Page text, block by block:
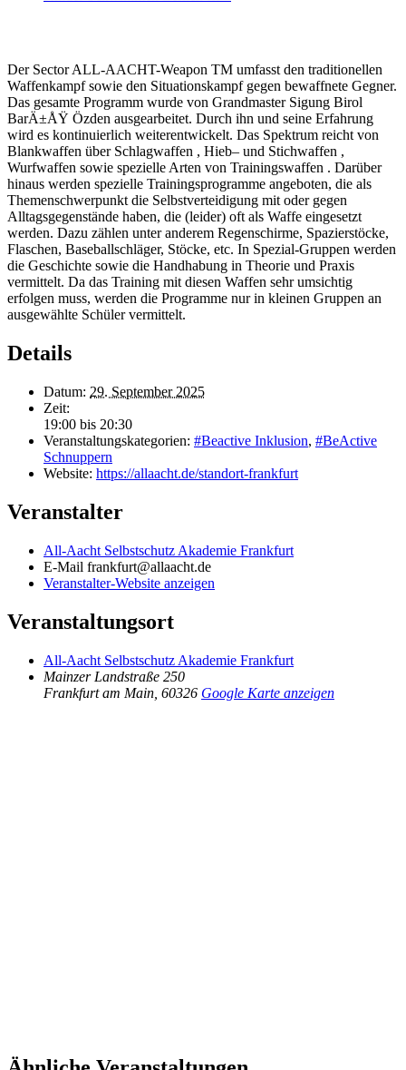
Der Sector ALL-AACHT-Weapon TM umfasst den traditionellen
Waffenkampf sowie den Situationskampf gegen bewaffnete Gegner.
Das gesamte Programm wurde von Grandmaster Sigung Birol
BarÄ±ÅŸ Özden ausgearbeitet. Durch ihn und seine Erfahrung
wird es kontinuierlich weiterentwickelt. Das Spektrum reicht von
Blankwaffen über Schlagwaffen , Hieb– und Stichwaffen ,
Wurfwaffen sowie spezielle Arten von Trainingswaffen . Darüber
hinaus werden spezielle Trainingsprogramme angeboten, die als
Themenschwerpunkt die Selbstverteidigung mit oder gegen
Alltagsgegenstände haben, die (leider) oft als Waffe eingesetzt
werden. Dazu zählen unter anderem Regenschirme, Spazierstöcke,
Flaschen, Baseballschläger, Stöcke, etc. In Spezial-Gruppen werden
die Geschichte sowie die Handhabung in Theorie und Praxis
vermittelt. Da das Training mit diesen Waffen sehr umsichtig
erfolgen muss, werden die Programme nur in kleinen Gruppen an
ausgewählte Schüler vermittelt.
Details
Datum: 29. September 2025
Zeit:
19:00 bis 20:30
Veranstaltungskategorien: #Beactive Inklusion, #BeActive
Schnuppern
Website: https://allaacht.de/standort-frankfurt
Veranstalter
All-Aacht Selbstschutz Akademie Frankfurt
E-Mail frankfurt@allaacht.de
Veranstalter-Website anzeigen
Veranstaltungsort
All-Aacht Selbstschutz Akademie Frankfurt
Mainzer Landstraße 250
Frankfurt am Main 60326 Google Karte anzeigen